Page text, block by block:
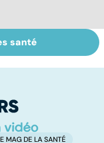
: quand
vient
santé
MAG DE LA SANTÉ